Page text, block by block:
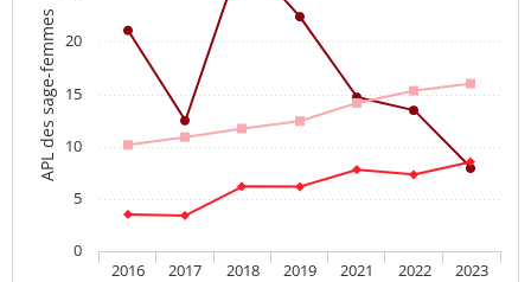
APL des sage-femmes
2016 2017 2018 2019 2021 2022 2023
0
5
10
15
20